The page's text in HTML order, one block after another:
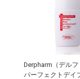
Derpharm（デルフ
パーフェクトデイ